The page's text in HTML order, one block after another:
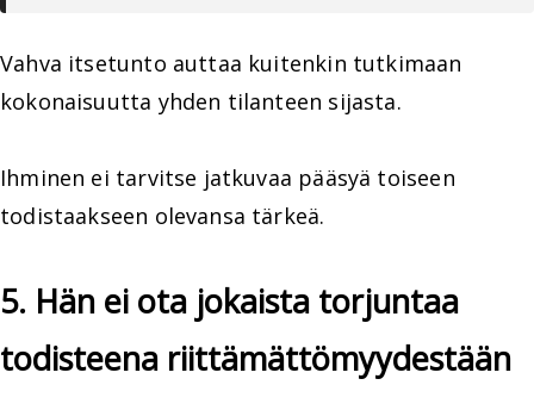
Vahva itsetunto auttaa kuitenkin tutkimaan
kokonaisuutta yhden tilanteen sijasta.
Ihminen ei tarvitse jatkuvaa pääsyä toiseen
todistaakseen olevansa tärkeä.
5. Hän ei ota jokaista torjuntaa
todisteena riittämättömyydestään